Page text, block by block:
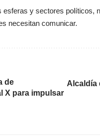
y sectores políticos,
necesitan comunicar.
de
X para impulsar
Alcaldía